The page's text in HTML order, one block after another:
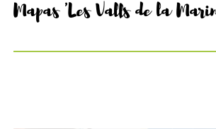
Mapas 'Les Valls de la